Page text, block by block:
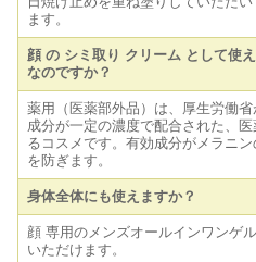
ます。
顔 の シミ取り クリーム として使
なのですか？
薬用（医薬部外品）は、厚生労働
成分が一定の濃度で配合された、
るコスメです。有効成分がメラニ
を防ぎます。
身体全体にも使えますか？
顔 専用のメンズオールインワンゲ
いただけます。